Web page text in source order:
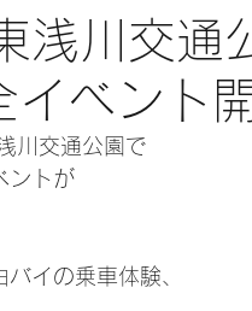
浅川交通
イベント
川交通公園で
ントが
イの乗車体験、